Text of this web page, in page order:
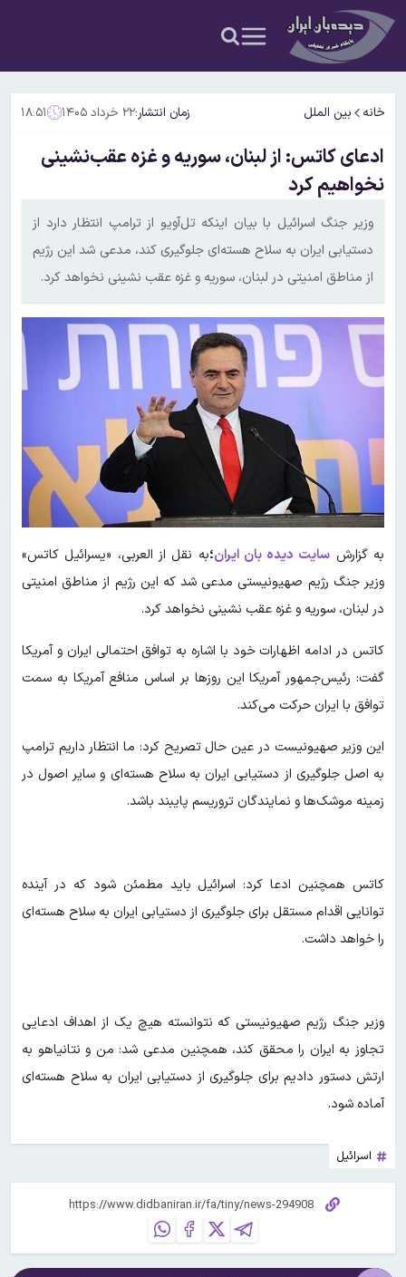
خانه بین الملل زمان انتشار:۲۲ خرداد ۱۴۰۵ ۱۸:۵۱
ادعای کاتس: از لبنان، سوریه و غزه عقب‌نشینی
نخواهیم کرد
وزیر جنگ اسرائیل با بیان اینکه تل‌آویو از ترامپ انتظار دارد از
دستیابی ایران به سلاح هسته‌ای جلوگیری کند، مدعی شد این رژیم
از مناطق امنیتی در لبنان، سوریه و غزه عقب نشینی نخواهد کرد.
به گزارش سایت دیده بان ایران؛به نقل از العربی، «یسرائیل کاتس»
وزیر جنگ رژیم صهیونیستی مدعی شد که این رژیم از مناطق امنیتی
در لبنان، سوریه و غزه عقب نشینی نخواهد کرد.
کاتس در ادامه اظهارات خود با اشاره به توافق احتمالی ایران و آمریکا
گفت: رئیس‌جمهور آمریکا این روزها بر اساس منافع آمریکا به سمت
توافق با ایران حرکت می‌کند.
این وزیر صهیونیست در عین حال تصریح کرد: ما انتظار داریم ترامپ
به اصل جلوگیری از دستیابی ایران به سلاح هسته‌ای و سایر اصول در
زمینه موشک‌ها و نمایندگان تروریسم پایبند باشد.
کاتس همچنین ادعا کرد: اسرائیل باید مطمئن شود که در آینده
توانایی اقدام مستقل برای جلوگیری از دستیابی ایران به سلاح هسته‌ای
را خواهد داشت.
وزیر جنگ رژیم صهیونیستی که نتوانسته هیچ یک از اهداف ادعایی
تجاوز به ایران را محقق کند، همچنین مدعی شد: من و نتانیاهو به
ارتش دستور دادیم برای جلوگیری از دستیابی ایران به سلاح هسته‌ای
آماده شود.
اسرائیل